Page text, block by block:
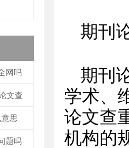
网吗
文查
思
题吗
期刊
期刊
学术、
论文查
机构的